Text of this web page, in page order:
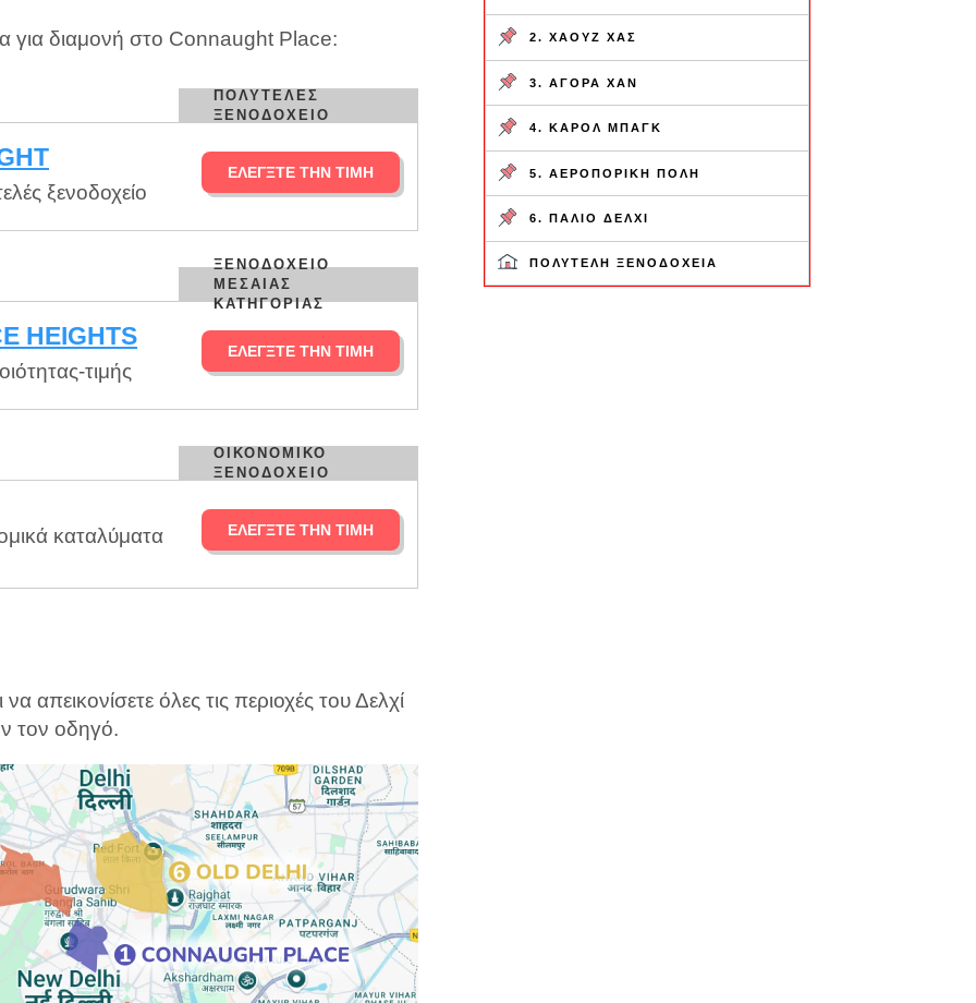
για διαμονή στο Connaught Place:
ΠΟΛΥΤΕΛΈΣ
ΞΕΝΟΔΟΧΕΊΟ
ξενοδοχείο
ΕΛΈΓΞΤΕ ΤΗΝ ΤΙΜΉ
ΞΕΝΟΔΟΧΕΊΟ
ΜΕΣΑΊΑΣ
ΚΑΤΗΓΟΡΊΑΣ
HEIGHTS
τιμής
ΕΛΈΓΞΤΕ ΤΗΝ ΤΙΜΉ
ΟΙΚΟΝΟΜΙΚΌ
ΞΕΝΟΔΟΧΕΊΟ
καταλύματα ΕΛΈΓΞΤΕ ΤΗΝ ΤΙΜΉ
απεικονίσετε όλες τις περιοχές του Δελχί
τον οδηγό.
2. ΧΆΟΥΖ ΧΑΣ
3. ΑΓΟΡΆ ΧΑΝ
4. ΚΆΡΟΛ ΜΠΑΓΚ
5. ΑΕΡΟΠΟΡΙΚΉ ΠΌΛΗ
6. ΠΑΛΙΌ ΔΕΛΧΊ
ΠΟΛΥΤΕΛΉ ΞΕΝΟΔΟΧΕΊΑ